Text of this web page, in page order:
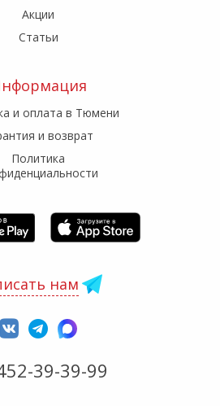
Акции
Статьи
и оплата в Тюмени
и возврат
Политика
нам
39-39-99